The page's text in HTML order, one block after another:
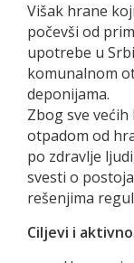
Višak hrane
počevši od
upotrebe u
komunalnom
deponijama.
Zbog sve
otpadom od
po zdravlje
svesti o
rešenjima
Ciljevi i